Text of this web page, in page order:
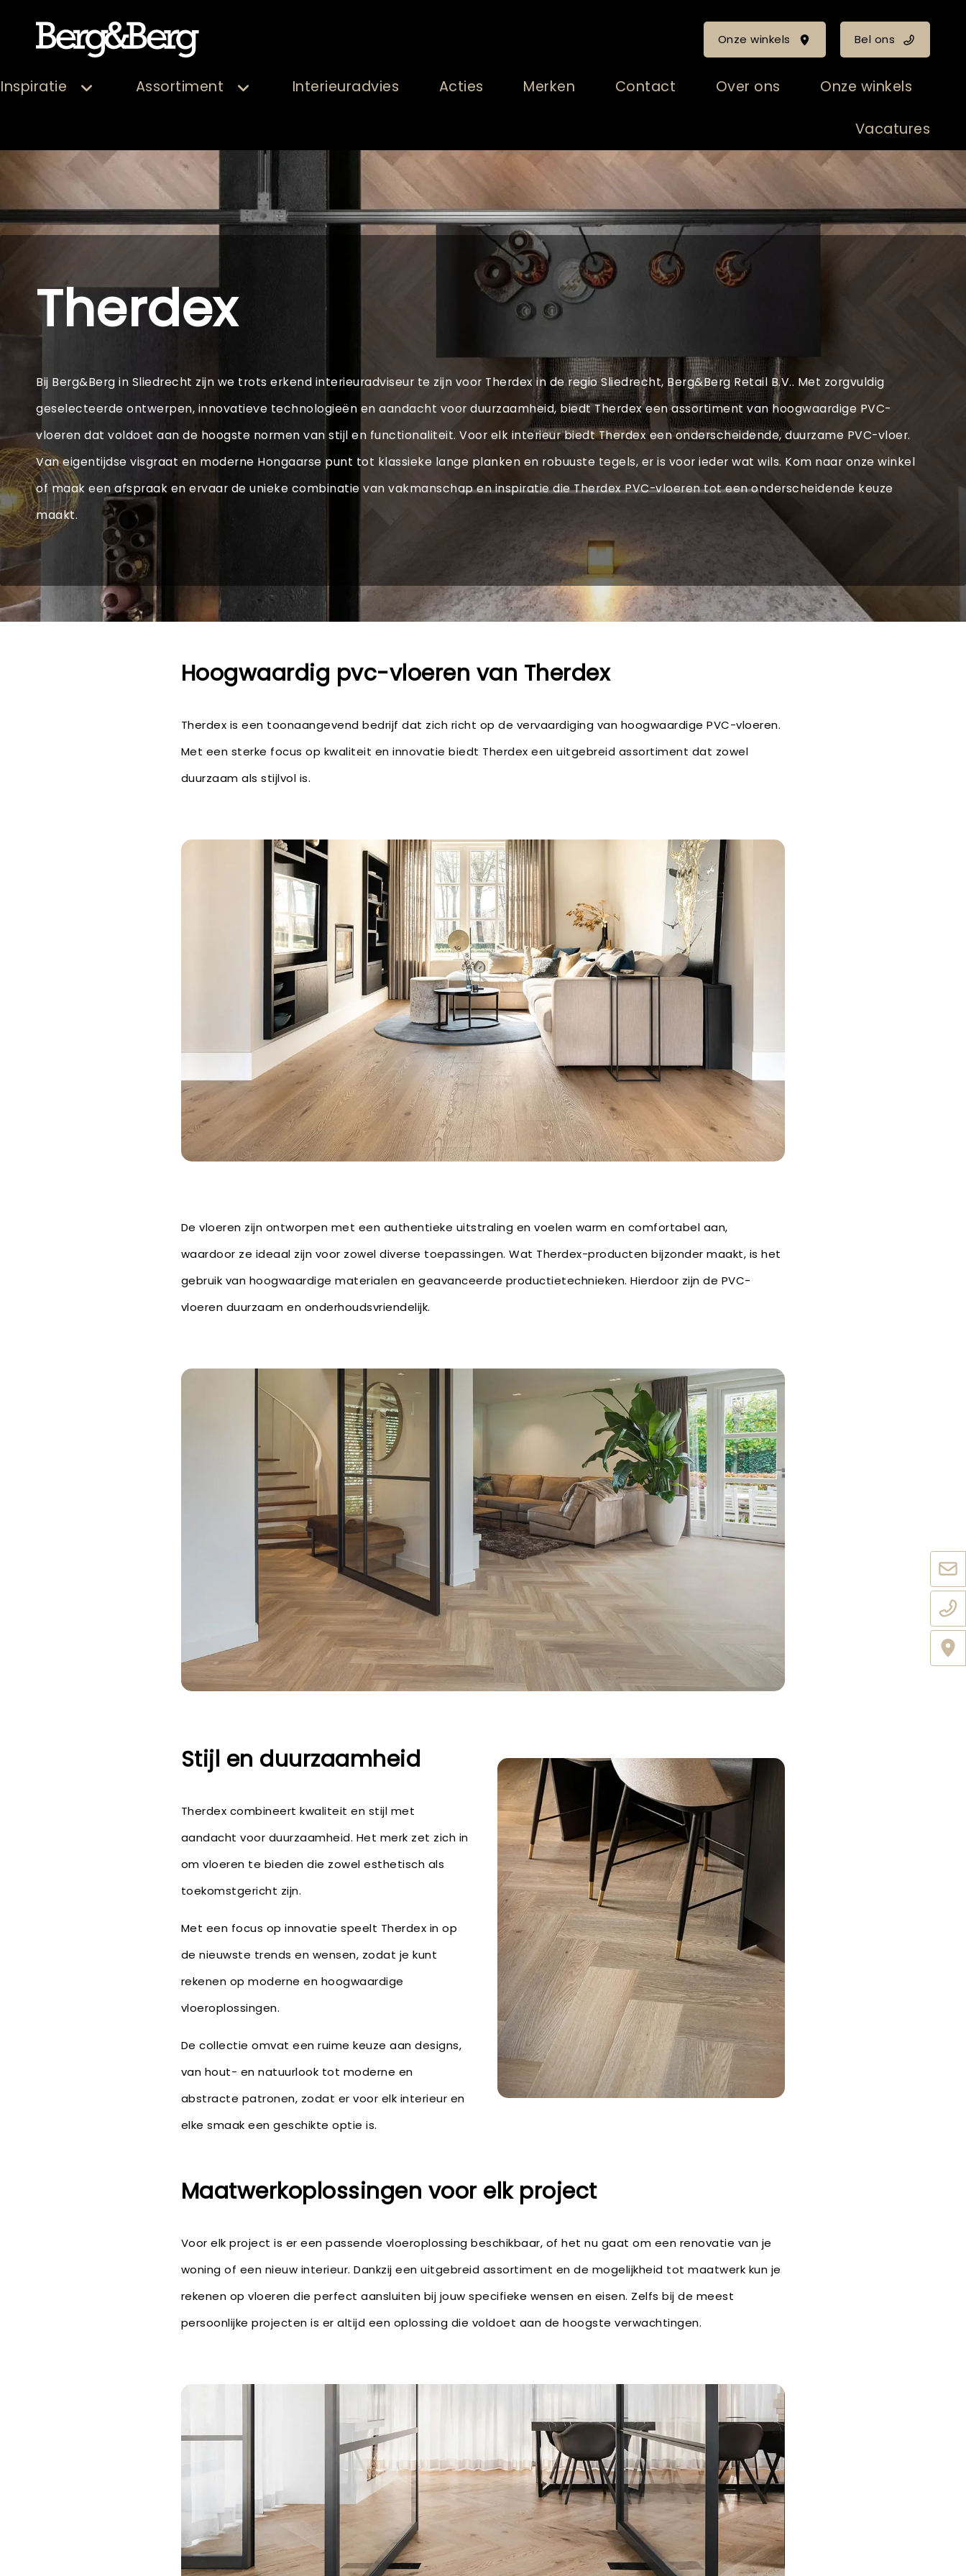
Onze winkels Bel ons
Inspiratie Assortiment Interieuradvies Acties Merken Contact Over ons Onze winkels
Vacatures
Therdex
Bij Berg&Berg in Sliedrecht zijn we trots erkend interieuradviseur te zijn voor Therdex in de regio Sliedrecht, Berg&Berg Retail B.V.. Met zorgvuldig
geselecteerde ontwerpen, innovatieve technologieën en aandacht voor duurzaamheid, biedt Therdex een assortiment van hoogwaardige PVC-
vloeren dat voldoet aan de hoogste normen van stijl en functionaliteit. Voor elk interieur biedt Therdex een onderscheidende, duurzame PVC-vloer.
Van eigentijdse visgraat en moderne Hongaarse punt tot klassieke lange planken en robuuste tegels, er is voor ieder wat wils. Kom naar onze winkel
of maak een afspraak en ervaar de unieke combinatie van vakmanschap en inspiratie die Therdex PVC-vloeren tot een onderscheidende keuze
maakt.
Hoogwaardig pvc-vloeren van Therdex
Therdex is een toonaangevend bedrijf dat zich richt op de vervaardiging van hoogwaardige PVC-vloeren.
Met een sterke focus op kwaliteit en innovatie biedt Therdex een uitgebreid assortiment dat zowel
duurzaam als stijlvol is.
De vloeren zijn ontworpen met een authentieke uitstraling en voelen warm en comfortabel aan,
waardoor ze ideaal zijn voor zowel diverse toepassingen. Wat Therdex-producten bijzonder maakt, is het
gebruik van hoogwaardige materialen en geavanceerde productietechnieken. Hierdoor zijn de PVC-
vloeren duurzaam en onderhoudsvriendelijk.
Stijl en duurzaamheid
Therdex combineert kwaliteit en stijl met
aandacht voor duurzaamheid. Het merk zet zich in
om vloeren te bieden die zowel esthetisch als
toekomstgericht zijn.
Met een focus op innovatie speelt Therdex in op
de nieuwste trends en wensen, zodat je kunt
rekenen op moderne en hoogwaardige
vloeroplossingen.
De collectie omvat een ruime keuze aan designs,
van hout- en natuurlook tot moderne en
abstracte patronen, zodat er voor elk interieur en
elke smaak een geschikte optie is.
Maatwerkoplossingen voor elk project
Voor elk project is er een passende vloeroplossing beschikbaar, of het nu gaat om een renovatie van je
woning of een nieuw interieur. Dankzij een uitgebreid assortiment en de mogelijkheid tot maatwerk kun je
rekenen op vloeren die perfect aansluiten bij jouw specifieke wensen en eisen. Zelfs bij de meest
persoonlijke projecten is er altijd een oplossing die voldoet aan de hoogste verwachtingen.